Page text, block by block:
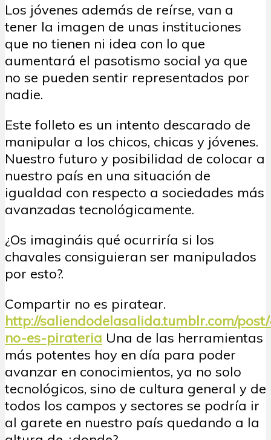
Los jóvenes además de reírse, van a
tener la imagen de unas instituciones
que no tienen ni idea con lo que
aumentará el pasotismo social ya que
no se pueden sentir representados por
nadie.
Este folleto es un intento descarado de
manipular a los chicos, chicas y jóvenes.
Nuestro futuro y posibilidad de colocar a
nuestro país en una situación de
igualdad con respecto a sociedades más
avanzadas tecnológicamente.
¿Os imagináis qué ocurriría si los
chavales consiguieran ser manipulados
por esto?.
Compartir no es piratear.
http://saliendodelasalida.tumblr.com/
no-es-pirateria Una de las herramientas
más potentes hoy en día para poder
avanzar en conocimientos, ya no solo
tecnológicos, sino de cultura general y de
todos los campos y sectores se podría ir
al garete en nuestro país quedando a la